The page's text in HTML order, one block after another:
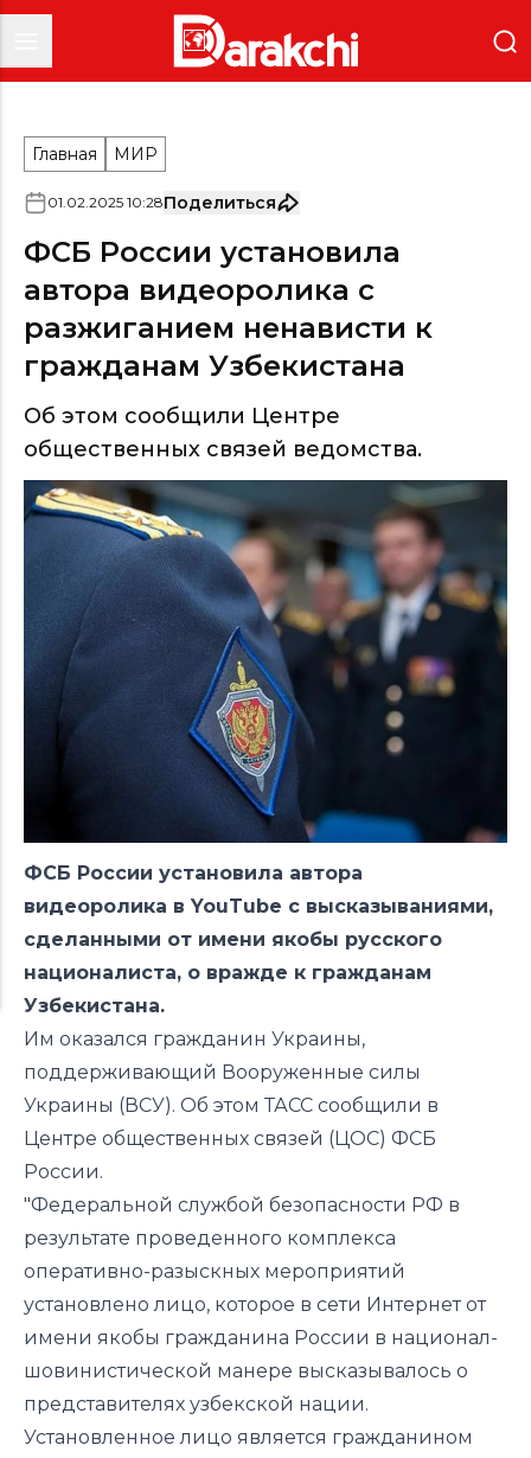
Главная МИР
01.02.2025 10:28Поделиться
ФСБ России установила
автора видеоролика с
разжиганием ненависти к
гражданам Узбекистана
Об этом сообщили Центре
общественных связей ведомства.
ФСБ России установила автора
видеоролика в YouTube с высказываниями,
сделанными от имени якобы русского
националиста, о вражде к гражданам
Узбекистана.
Им оказался гражданин Украины,
поддерживающий Вооруженные силы
Украины (ВСУ). Об этом ТАСС сообщили в
Центре общественных связей (ЦОС) ФСБ
России.
"Федеральной службой безопасности РФ в
результате проведенного комплекса
оперативно-разыскных мероприятий
установлено лицо, которое в сети Интернет от
имени якобы гражданина России в национал-
шовинистической манере высказывалось о
представителях узбекской нации.
Установленное лицо является гражданином